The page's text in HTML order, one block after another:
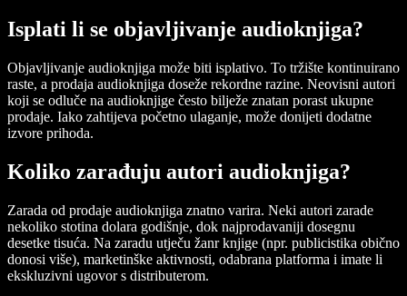
Isplati li se objavljivanje audioknjiga?
Objavljivanje audioknjiga može biti isplativo. To tržište kontinuirano
raste, a prodaja audioknjiga doseže rekordne razine. Neovisni autori
koji se odluče na audioknjige često bilježe znatan porast ukupne
prodaje. Iako zahtijeva početno ulaganje, može donijeti dodatne
izvore prihoda.
Koliko zarađuju autori audioknjiga?
Zarada od prodaje audioknjiga znatno varira. Neki autori zarade
nekoliko stotina dolara godišnje, dok najprodavaniji dosegnu
desetke tisuća. Na zaradu utječu žanr knjige (npr. publicistika obično
donosi više), marketinške aktivnosti, odabrana platforma i imate li
ekskluzivni ugovor s distributerom.